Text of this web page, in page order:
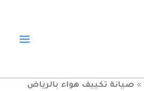
» صيانة تكييف هواء بالرياض